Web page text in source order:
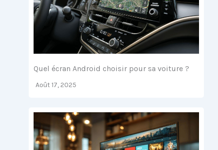
Quel écran Android choisir pour sa voiture ?
Août 17, 2025